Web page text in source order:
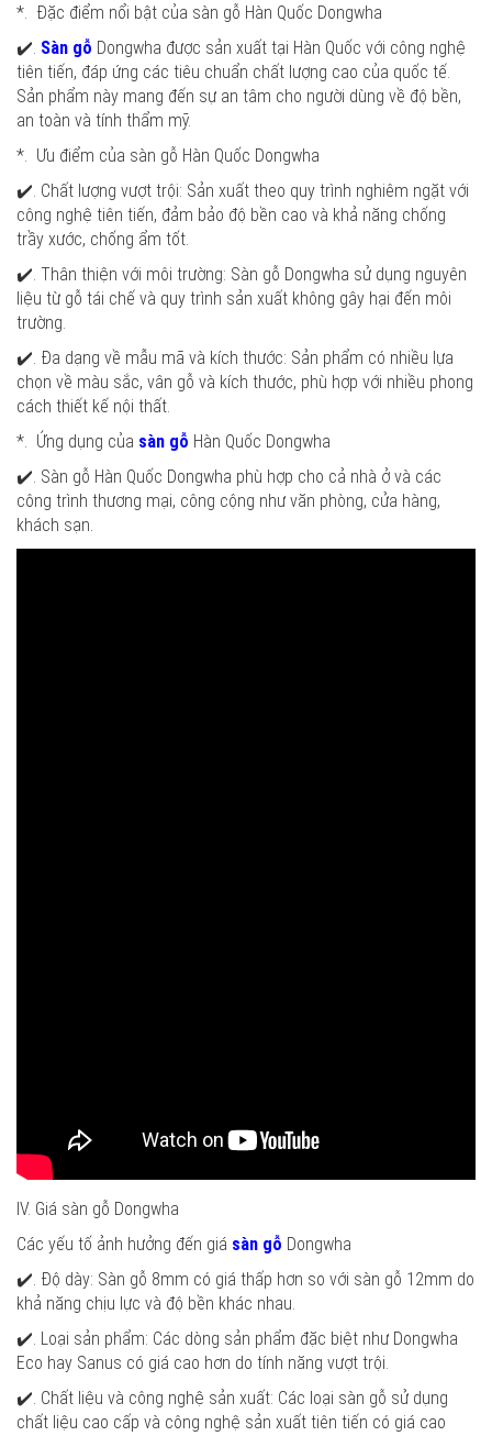
*. Đặc điểm nổi bật của sàn gỗ Hàn Quốc Dongwha
✔️. Sàn gỗ Dongwha được sản xuất tại Hàn Quốc với công nghệ
tiên tiến, đáp ứng các tiêu chuẩn chất lượng cao của quốc tế.
Sản phẩm này mang đến sự an tâm cho người dùng về độ bền,
an toàn và tính thẩm mỹ.
*. Ưu điểm của sàn gỗ Hàn Quốc Dongwha
✔️. Chất lượng vượt trội: Sản xuất theo quy trình nghiêm ngặt với
công nghệ tiên tiến, đảm bảo độ bền cao và khả năng chống
trầy xước, chống ẩm tốt.
✔️. Thân thiện với môi trường: Sàn gỗ Dongwha sử dụng nguyên
liệu từ gỗ tái chế và quy trình sản xuất không gây hại đến môi
trường.
✔️. Đa dạng về mẫu mã và kích thước: Sản phẩm có nhiều lựa
chọn về màu sắc, vân gỗ và kích thước, phù hợp với nhiều phong
cách thiết kế nội thất.
*. Ứng dụng của sàn gỗ Hàn Quốc Dongwha
✔️. Sàn gỗ Hàn Quốc Dongwha phù hợp cho cả nhà ở và các
công trình thương mại, công cộng như văn phòng, cửa hàng,
khách sạn.
IV. Giá sàn gỗ Dongwha
Các yếu tố ảnh hưởng đến giá sàn gỗ Dongwha
✔️. Độ dày: Sàn gỗ 8mm có giá thấp hơn so với sàn gỗ 12mm do
khả năng chịu lực và độ bền khác nhau.
✔️. Loại sản phẩm: Các dòng sản phẩm đặc biệt như Dongwha
Eco hay Sanus có giá cao hơn do tính năng vượt trội.
✔️. Chất liệu và công nghệ sản xuất: Các loại sàn gỗ sử dụng
chất liệu cao cấp và công nghệ sản xuất tiên tiến có giá cao